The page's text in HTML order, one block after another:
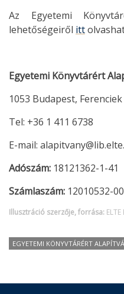
Az Egyetemi
lehetőségeiről itt
Egyetemi Könyvtárért
1053 Budapest,
Tel: +36 1 411 6738
E-mail:
Adószám: 18121362-1-41
Számlaszám: 12010532-
Illusztráció szerzője, forrása: ELTE
EGYETEMI KÖNYVTÁRÉRT